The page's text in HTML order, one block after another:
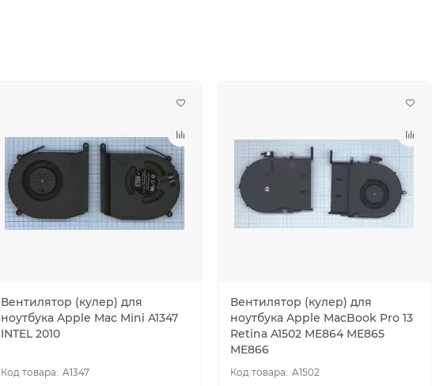
Вентилятор (кулер) для
ноутбука Apple Mac Mini A1347
INTEL 2010
A1347
Вентилятор (кулер) для
ноутбука Apple MacBook Pro 13
Retina A1502 ME864 ME865
ME866
A1502